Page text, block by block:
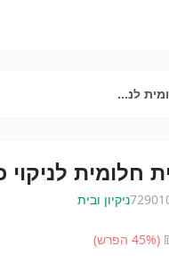
סנו סושי מטלית חלומית לניקוי כללי שלישיי
חלומית לניקוי
ניקיון ובית
(
45% הפרש)